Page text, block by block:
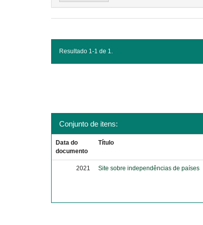
Resultado 1-1 de 1.
Conjunto de itens:
Data do
documento
Título
2021 Site sobre independências de países